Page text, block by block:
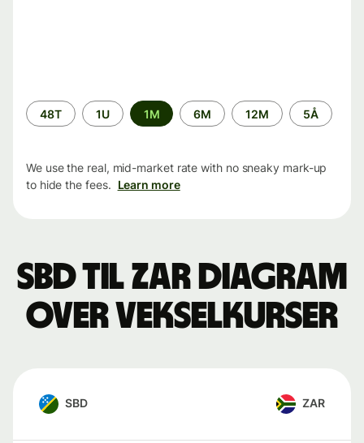
Time
period
48T 1U 1M 6M 12M 5Å
We use the real, mid-market rate with no sneaky mark-up
to hide the fees. Learn more
SBD til ZAR Diagram
over vekselkurser
SBD ZAR